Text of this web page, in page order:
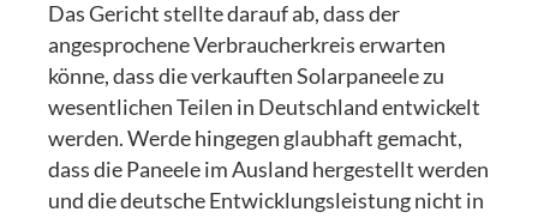
Das Gericht stellte darauf ab, dass der
angesprochene Verbraucherkreis erwarten
könne, dass die verkauften Solarpaneele zu
wesentlichen Teilen in Deutschland entwickelt
werden. Werde hingegen glaubhaft gemacht,
dass die Paneele im Ausland hergestellt werden
und die deutsche Entwicklungsleistung nicht in